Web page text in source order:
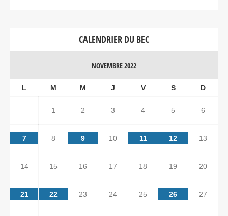
CALENDRIER DU BEC
NOVEMBRE 2022
L M M J V S D
1 2 3 4 5 6
7 8 9 10 11 12 13
14 15 16 17 18 19 20
21 22 23 24 25 26 27